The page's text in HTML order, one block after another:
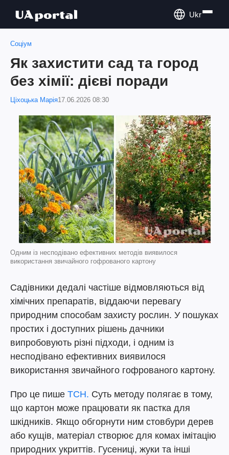
Ukr
Соціум
Як захистити сад та город
без хімії: дієві поради
Ціхоцька Марія17.06.2026 08:30
Одним із несподівано ефективних методів виявилося
використання звичайного гофрованого картону
Садівники дедалі частіше відмовляються від
хімічних препаратів, віддаючи перевагу
природним способам захисту рослин. У пошуках
простих і доступних рішень дачники
випробовують різні підходи, і одним із
несподівано ефективних виявилося
використання звичайного гофрованого картону.
Про це пише ТСН. Суть методу полягає в тому,
що картон може працювати як пастка для
шкідників. Якщо обгорнути ним стовбури дерев
або кущів, матеріал створює для комах імітацію
природних укриттів. Гусениці, жуки та інші